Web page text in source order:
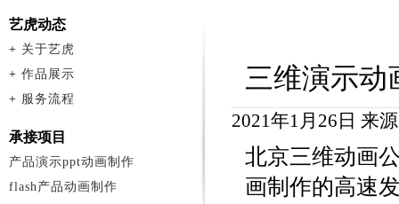
三维演示动
2021年1月26日 来
北京三维动画
画制作的高速
艺虎动态
+ 关于艺虎
+ 作品展示
+ 服务流程
承接项目
产品演示ppt动画制作
flash产品动画制作